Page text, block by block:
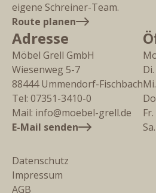
eigene Schreiner-Team.
Route planen
Adresse
Möbel Grell GmbH
Wiesenweg 5-7
88444 Ummendorf-Fischbach
Tel: 07351-3410-0
Mail: info@moebel-grell.de
E-Mail senden
Datenschutz
Impressum
AGB